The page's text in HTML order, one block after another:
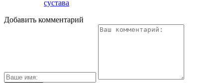
сустава
Добавить комментарий